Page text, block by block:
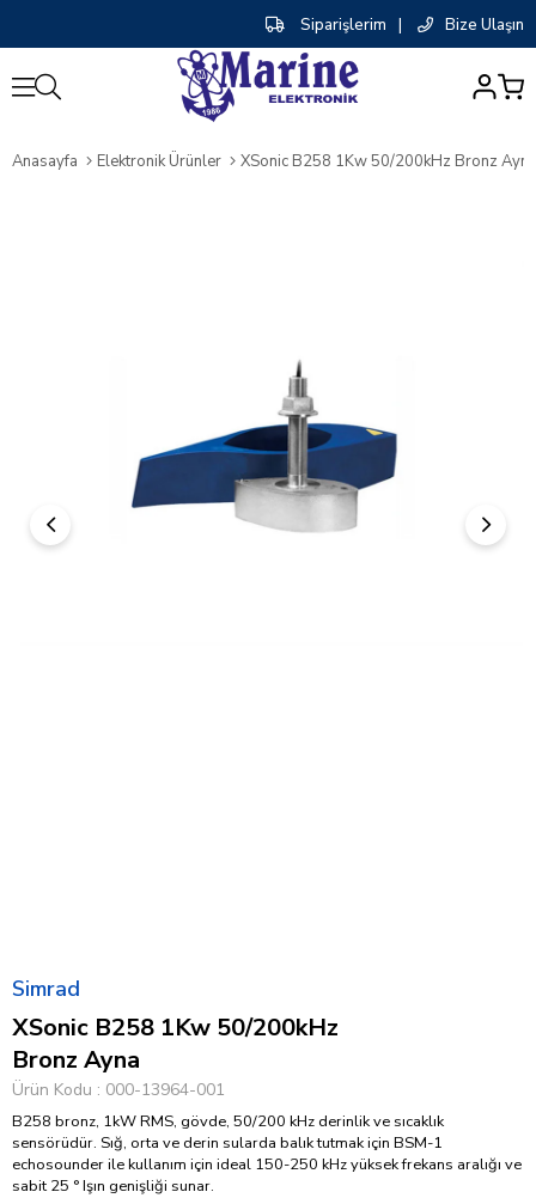
Siparişlerim | Bize Ulaşın
Anasayfa Elektronik Ürünler XSonic B258 1Kw 50/200kHz Bronz Ayna
Simrad
XSonic B258 1Kw 50/200kHz
Bronz Ayna
Ürün Kodu 000-13964-001
B258 bronz, 1kW RMS, gövde, 50/200 kHz derinlik ve sıcaklık
sensörüdür. Sığ, orta ve derin sularda balık tutmak için BSM-1
echosounder ile kullanım için ideal 150-250 kHz yüksek frekans aralığı ve
sabit 25 ° Işın genişliği sunar.